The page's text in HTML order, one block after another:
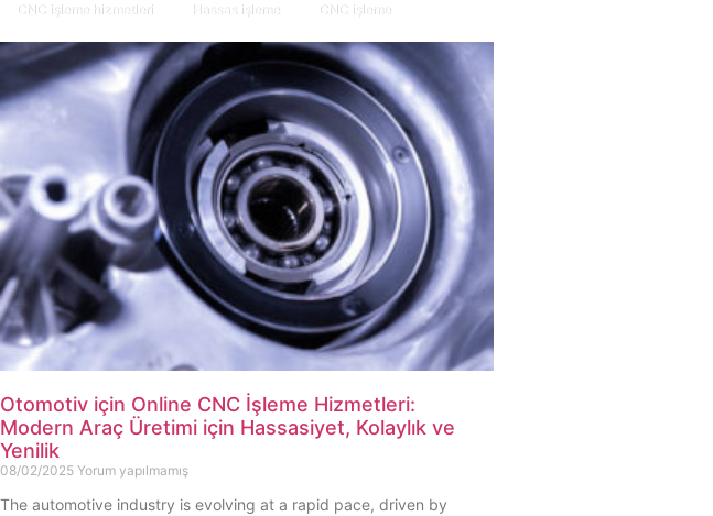
CNC işleme hizmetleri Hassas işleme CNC işleme
Otomotiv için Online CNC İşleme Hizmetleri:
Modern Araç Üretimi için Hassasiyet, Kolaylık ve
Yenilik
08/02/2025 Yorum yapılmamış
The automotive industry is evolving at a rapid pace, driven by